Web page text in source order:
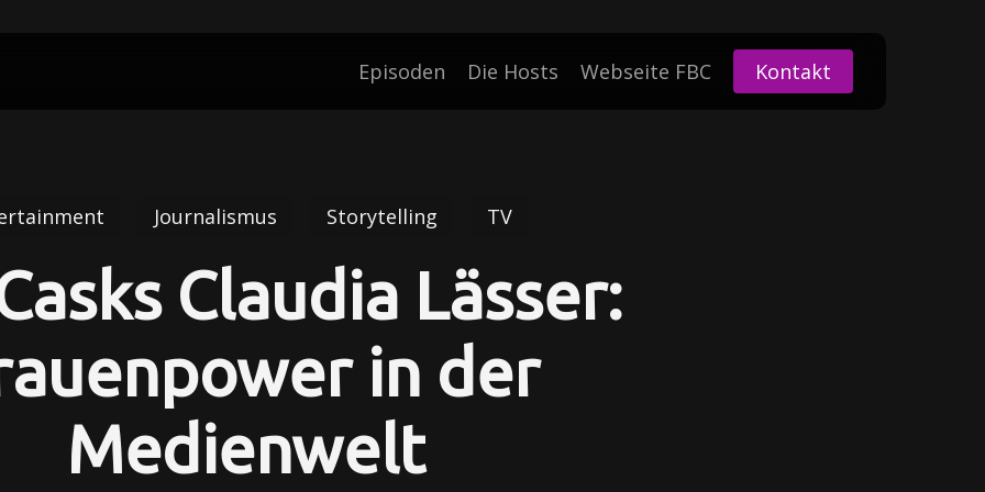
Episoden Die Hosts Webseite FBC Kontakt
Journalismus Storytelling TV
Claudia Lässer:
in der
Medienwelt